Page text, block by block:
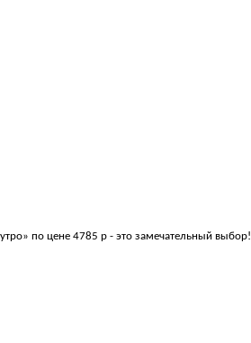
по цене 4785 р - это замечательный выбор!